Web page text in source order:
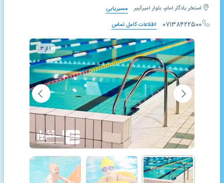
استخر یادگار امام، بلوار امیرکبیر مسیریابی
۰۷۱۳۸۴۲۲۵۰۰ اطلاعات کامل تماس
۱ از ۳